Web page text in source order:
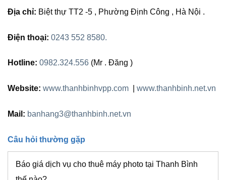
Địa chỉ: Biệt thự TT2 -5 , Phường Định Công , Hà Nội .
Điện thoại: 0243 552 8580.
Hotline: 0982.324.556 (Mr . Đăng )
Website: www.thanhbinhvpp.com www.thanhbinh.net.vn
Mail: banhang3@thanhbinh.net.vn
Câu hỏi thường gặp
Báo giá dịch vụ cho thuê máy photo tại Thanh Bình